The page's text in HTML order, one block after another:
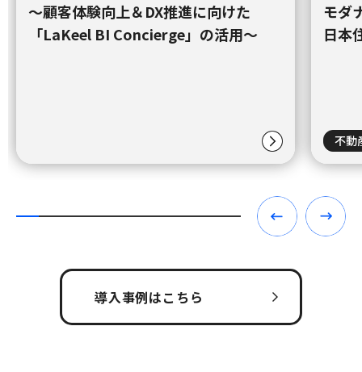
～顧客体験向上＆DX推進に向けた
「LaKeel BI Concierge」の活用～
モダ
日本
不動
導入事例はこちら